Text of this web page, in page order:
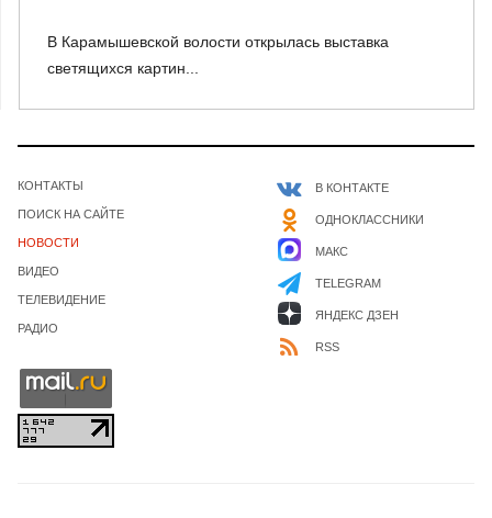
В Карамышевской волости открылась выставка
светящихся картин...
КОНТАКТЫ
ПОИСК НА САЙТЕ
НОВОСТИ
ВИДЕО
ТЕЛЕВИДЕНИЕ
РАДИО
В КОНТАКТЕ
ОДНОКЛАССНИКИ
МАКС
TELEGRAM
ЯНДЕКС ДЗЕН
RSS